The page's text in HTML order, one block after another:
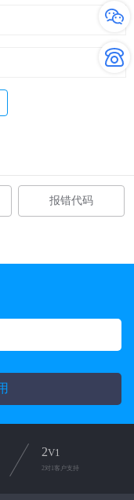
报错代码
2V1
2对1客户支持